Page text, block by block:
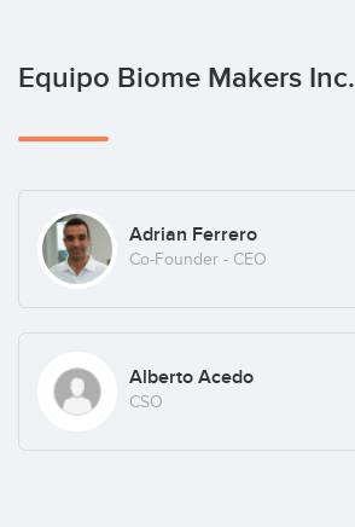
Equipo Biome Makers Inc.
Adrian Ferrero
Co-Founder - CEO
Alberto Acedo
CSO